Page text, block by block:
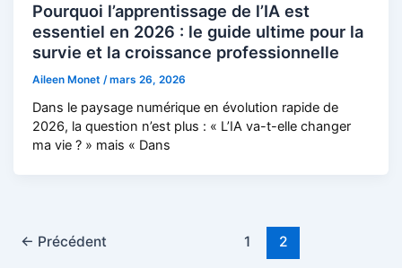
Pourquoi l’apprentissage de l’IA est
essentiel en 2026 : le guide ultime pour la
survie et la croissance professionnelle
Aileen Monet/mars 26, 2026
Dans le paysage numérique en évolution rapide de
2026, la question n’est plus : « L’IA va-t-elle changer
ma vie ? » mais « Dans
← Précédent 1 2